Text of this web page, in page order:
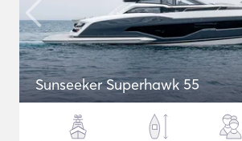
Sunseeker Superhawk 55